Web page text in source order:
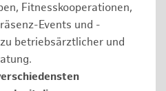
Fitnesskooperationen,
Events und -
betriebsärztlicher und